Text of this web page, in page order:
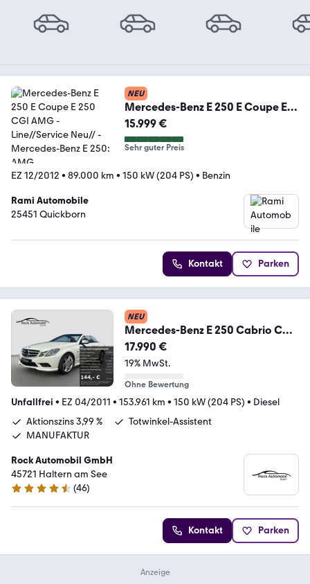
NEU
Mercedes-Benz E 250 E Coupe E
250 CGI AMG -Line//Service Neu//
15.999 €
Sehr guter Preis
EZ 12/2012 • 89.000 km • 150 kW (204 PS) • Benzin
Rami Automobile
25451 Quickborn
Kontakt Parken
NEU
Mercedes-Benz E 250 Cabrio CDI
AMG Line MANUFAKTUR H&K
17.990 €
19% MwSt.
Ohne Bewertung
Unfallfrei • EZ 04/2011 • 153.961 km • 150 kW (204 PS) • Diesel
Aktionszins 3,99 %
Totwinkel-Assistent
MANUFAKTUR
Rock Automobil GmbH
45721 Haltern am See
4.7 Sterne
(46)
Kontakt Parken